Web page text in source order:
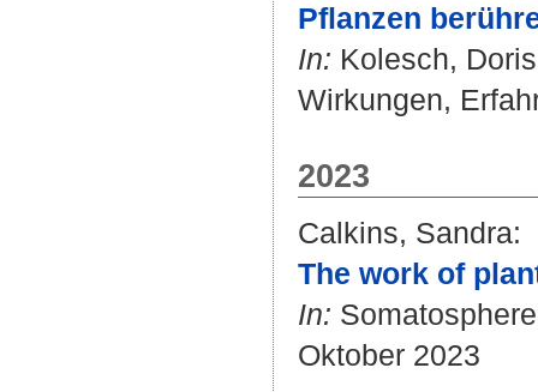
Pflanzen
In: Kolesch, Doris
Wirkungen,
2023
Calkins, Sandra:
The work of
In:
Oktober 2023